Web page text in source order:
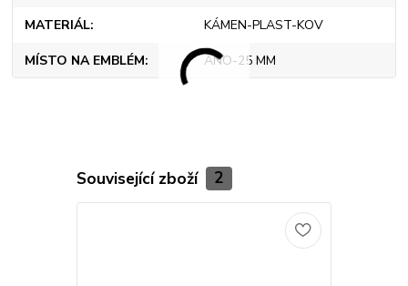
MATERIÁL KÁMEN-PLAST-KOV
MÍSTO NA EMBLÉM ANO-25 MM
Související zboží 2